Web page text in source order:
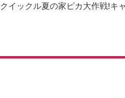
クイックル夏の家ピカ大作戦!キ